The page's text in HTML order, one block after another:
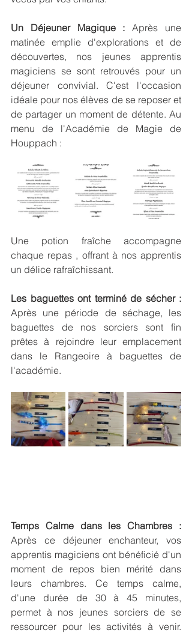
Un Déjeuner Magique : Après une
matinée emplie d'explorations et de
découvertes, nos jeunes apprentis
magiciens se sont retrouvés pour un
déjeuner convivial. C'est l'occasion
idéale pour nos élèves de se reposer et
de partager un moment de détente. Au
menu de l'Académie de Magie de
Houppach :
Une potion fraîche accompagne
chaque repas , offrant à nos apprentis
un délice rafraîchissant.
Les baguettes ont terminé de sécher :
Après une période de séchage, les
baguettes de nos sorciers sont fin
prêtes à rejoindre leur emplacement
dans le Rangeoire à baguettes de
l'académie.
Temps Calme dans les Chambres :
Après ce déjeuner enchanteur, vos
apprentis magiciens ont bénéficié d'un
moment de repos bien mérité dans
leurs chambres. Ce temps calme,
d'une durée de 30 à 45 minutes,
permet à nos jeunes sorciers de se
ressourcer pour les activités à venir.